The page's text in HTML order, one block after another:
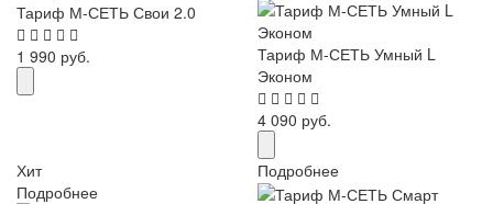
Тариф М-СЕТЬ Свои 2.0
1 990 руб.
Тариф М-СЕТЬ Умный L
Эконом
4 090 руб.
Хит
Подробнее
Подробнее